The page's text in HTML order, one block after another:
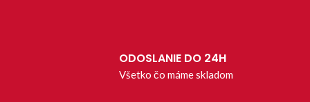
ODOSLANIE DO 24H
Všetko čo máme skladom